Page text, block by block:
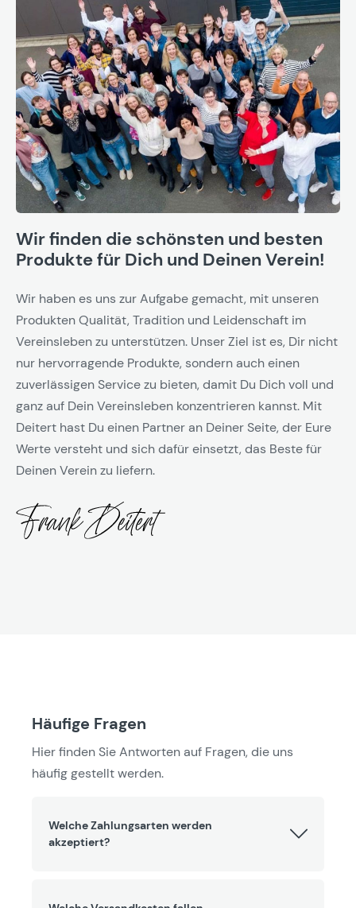
Wir finden die schönsten und besten
Produkte für Dich und Deinen Verein!
Wir haben es uns zur Aufgabe gemacht, mit unseren
Produkten Qualität, Tradition und Leidenschaft im
Vereinsleben zu unterstützen. Unser Ziel ist es, Dir nicht
nur hervorragende Produkte, sondern auch einen
zuverlässigen Service zu bieten, damit Du Dich voll und
ganz auf Dein Vereinsleben konzentrieren kannst. Mit
Deitert hast Du einen Partner an Deiner Seite, der Eure
Werte versteht und sich dafür einsetzt, das Beste für
Deinen Verein zu liefern.
Häufige Fragen
Hier finden Sie Antworten auf Fragen, die uns
häufig gestellt werden.
Welche Zahlungsarten werden
akzeptiert?